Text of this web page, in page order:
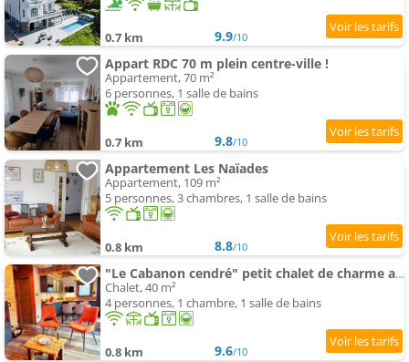
0.7 km 9.9/10
Appart RDC 70 m plein centre-ville !
Appartement, 70 m²
6 personnes, 1 salle de bains
0.7 km 9.8/10
Appartement Les Naïades
Appartement, 109 m²
5 personnes, 3 chambres, 1 salle de bains
0.8 km 8.8/10
"Le Cabanon cendré" petit chalet de charme au coeur de Gérardmer
Chalet, 40 m²
4 personnes, 1 chambre, 1 salle de bains
0.8 km 9.6/10